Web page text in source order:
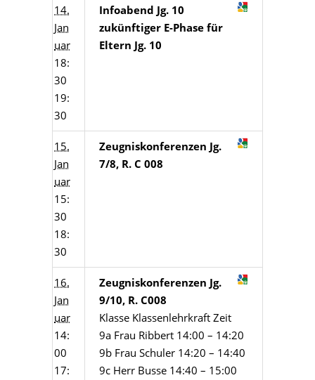
14.
Jan
uar
18:
30
19:
30
Infoabend Jg. 10
zukünftiger E-Phase für
Eltern Jg. 10
15.
Jan
uar
15:
30
18:
30
Zeugniskonferenzen Jg.
7/8, R. C 008
16.
Jan
uar
14:
00
17:
Zeugniskonferenzen Jg.
9/10, R. C008
Klasse Klassenlehrkraft Zeit
9a Frau Ribbert 14:00 – 14:20
9b Frau Schuler 14:20 – 14:40
9c Herr Busse 14:40 – 15:00